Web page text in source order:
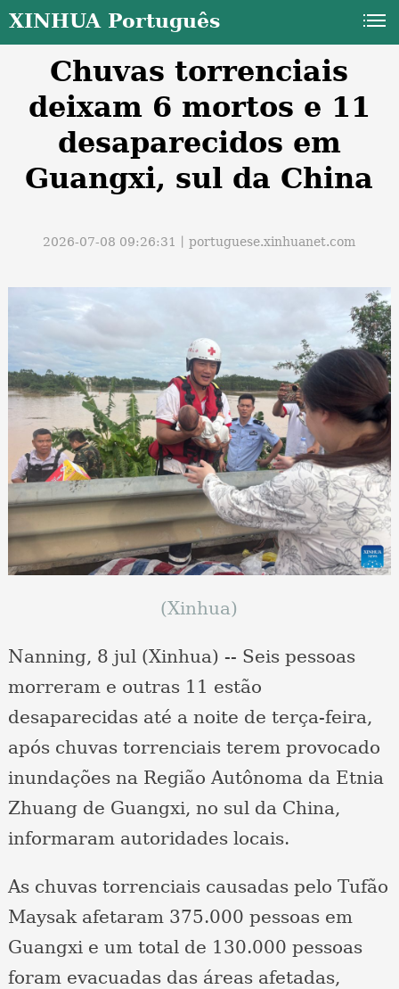
XINHUA Português
Chuvas torrenciais
deixam 6 mortos e 11
desaparecidos em
Guangxi, sul da China
2026-07-08 09:26:31丨portuguese.xinhuanet.com
(Xinhua)
Nanning, 8 jul (Xinhua) -- Seis pessoas
morreram e outras 11 estão
desaparecidas até a noite de terça-feira,
após chuvas torrenciais terem provocado
inundações na Região Autônoma da Etnia
Zhuang de Guangxi, no sul da China,
informaram autoridades locais.
As chuvas torrenciais causadas pelo Tufão
Maysak afetaram 375.000 pessoas em
Guangxi e um total de 130.000 pessoas
foram evacuadas das áreas afetadas,